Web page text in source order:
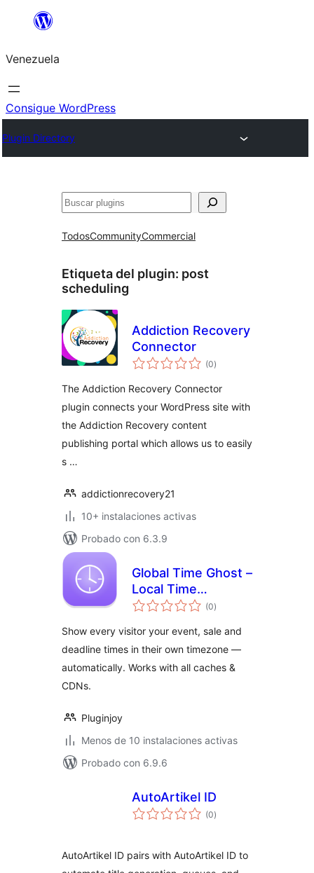
Saltar
contenido
Venezuela
Consigue WordPress
Plugin Directory
Buscar
TodosCommunityCommercial
Etiqueta del plugin: post
scheduling
Addiction Recovery
Connector
(0total
de
)
The Addiction Recovery Connector
plugin connects your WordPress site with
the Addiction Recovery content
publishing portal which allows us to easily
s …
addictionrecovery21
10+ instalaciones activas
Probado con 6.3.9
Global Time Ghost –
Local Time
Converter
(0total
de
)
Show every visitor your event, sale and
deadline times in their own timezone —
automatically. Works with all caches &
CDNs.
Pluginjoy
Menos de 10 instalaciones activas
Probado con 6.9.6
AutoArtikel ID
(0total
de
)
AutoArtikel ID pairs with AutoArtikel ID to